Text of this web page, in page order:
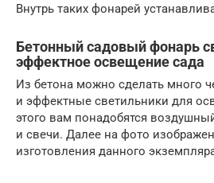
Внутрь таких фонарей
Бетонный садовый фонарь
эффектное освещение сада
Из бетона можно сделать много
и эффектные светильники для
этого вам понадобятся
и свечи. Далее на фото
изготовления данного